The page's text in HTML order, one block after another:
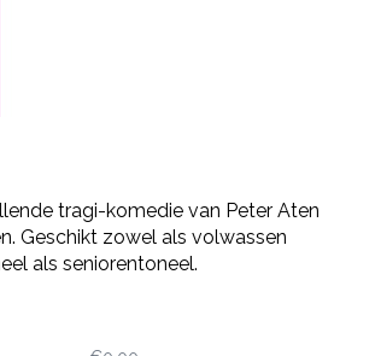
tragi-komedie van Peter Aten
Geschikt zowel als volwassen
als seniorentoneel.